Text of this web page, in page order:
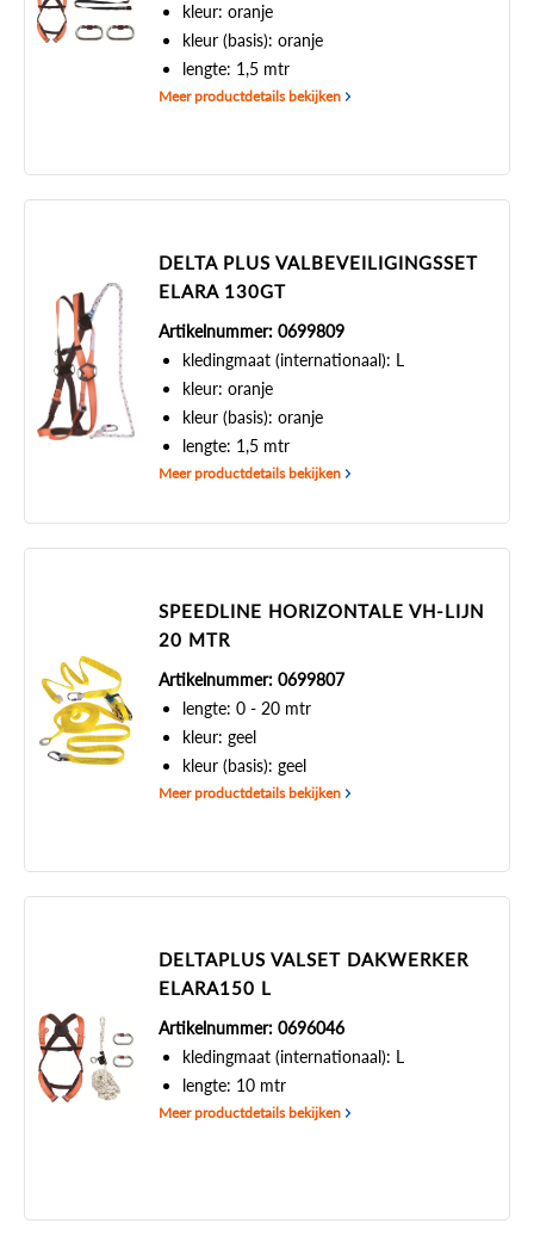
kleur: oranje
kleur (basis): oranje
lengte: 1,5 mtr
Meer productdetails bekijken
DELTA PLUS VALBEVEILIGINGSSET
ELARA 130GT
Artikelnummer: 0699809
kledingmaat (internationaal): L
kleur: oranje
kleur (basis): oranje
lengte: 1,5 mtr
Meer productdetails bekijken
SPEEDLINE HORIZONTALE VH-LIJN
20 MTR
Artikelnummer: 0699807
lengte: 0 - 20 mtr
kleur: geel
kleur (basis): geel
Meer productdetails bekijken
DELTAPLUS VALSET DAKWERKER
ELARA150 L
Artikelnummer: 0696046
kledingmaat (internationaal): L
lengte: 10 mtr
Meer productdetails bekijken